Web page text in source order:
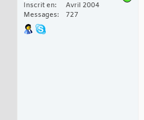
Inscrit en
Avril 2004
Messages
727